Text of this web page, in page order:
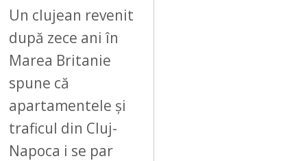
Un clujean revenit
după zece ani în
Marea Britanie
spune că
apartamentele și
traficul din Cluj-
Napoca i se par